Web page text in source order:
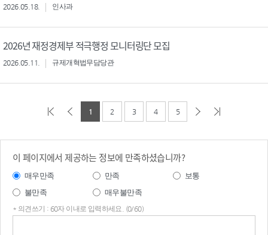
2026.05.18. 인사과
2026년 재정경제부 적극행정 모니터링단 모집
2026.05.11. 규제개혁법무담당관
1 2 3 4 5
이 페이지에서 제공하는 정보에 만족하셨습니까?
매우만족 만족
보통
불만족
매우불만족
* 의견쓰기 : 60자 이내로 입력하세요. (0/60)